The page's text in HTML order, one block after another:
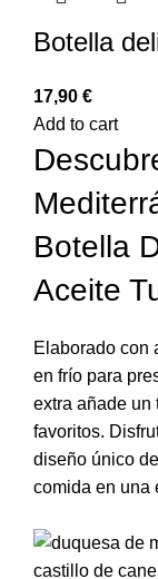
Botella
17,90 €
Add to cart
Botella
Aceite
Elaborado con
en frío para
extra añade un
favoritos.
diseño único
comida en una